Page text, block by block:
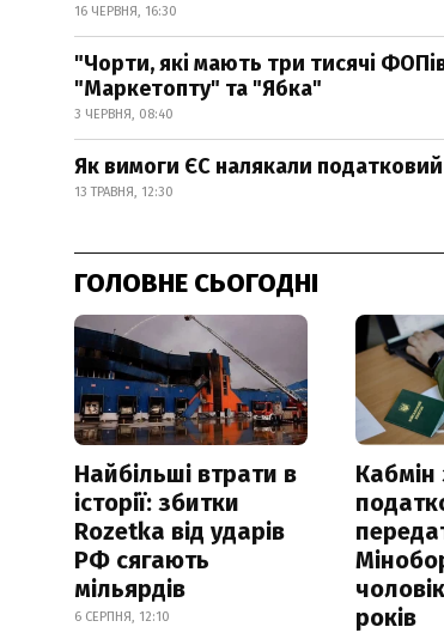
16 ЧЕРВНЯ, 16:30
"Чорти, які мають три тисячі
"Маркетопту" та "Ябка"
3 ЧЕРВНЯ, 08:40
Як вимоги ЄС налякали
13 ТРАВНЯ, 12:30
ГОЛОВНЕ СЬОГОДНІ
Найбільші втрати в
історії: збитки
Rozetka від ударів
РФ сягають
мільярдів
6 СЕРПНЯ, 12:10
Кабмін
років